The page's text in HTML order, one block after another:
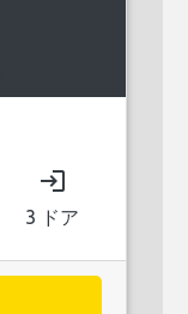
login
3 ドア